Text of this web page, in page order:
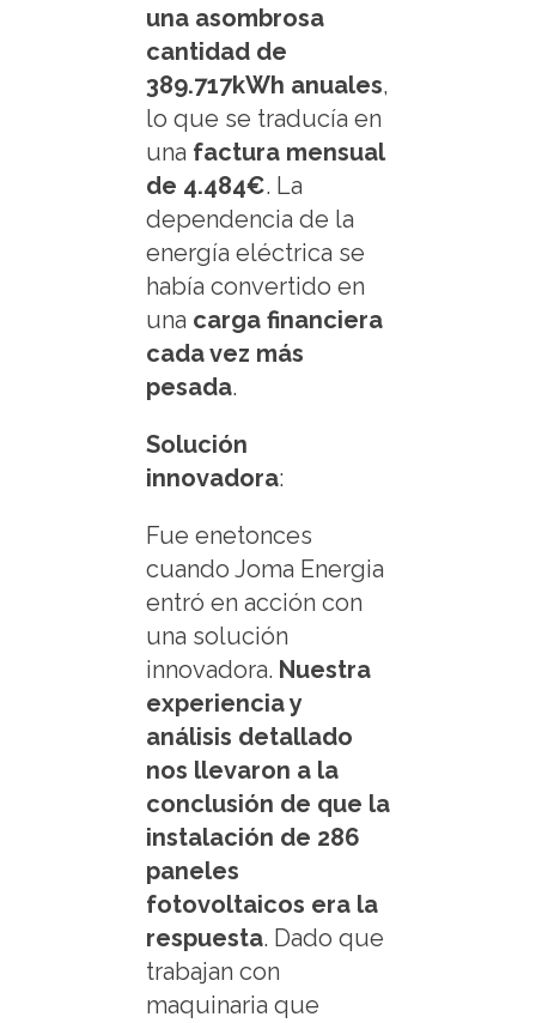
una asombrosa
cantidad de
389.717kWh anuales,
lo que se traducía en
una factura mensual
de 4.484€. La
dependencia de la
energía eléctrica se
había convertido en
una carga financiera
cada vez más
pesada.
Solución
innovadora:
Fue enetonces
cuando Joma Energia
entró en acción con
una solución
innovadora. Nuestra
experiencia y
análisis detallado
nos llevaron a la
conclusión de que la
instalación de 286
paneles
fotovoltaicos era la
respuesta. Dado que
trabajan con
maquinaria que